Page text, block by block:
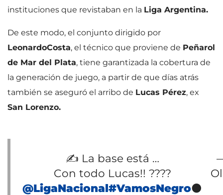
instituciones que revistaban en la Liga Argentina.
De este modo, el conjunto dirigido por
LeonardoCosta, el técnico que proviene de Peñarol
de Mar del Plata, tiene garantizada la cobertura de
la generación de juego, a partir de que días atrás
también se aseguró el arribo de Lucas Pérez, ex
San Lorenzo.
✍️ La base está …
Con todo Lucas!! ????
@LigaNacional#VamosNegro⚫️